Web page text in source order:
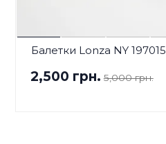
Балетки Lonza NY 197015
2,500 грн. 5,000 грн.